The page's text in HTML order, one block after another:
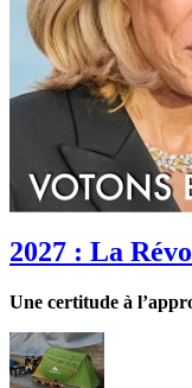
2027 : La
Une certitude à